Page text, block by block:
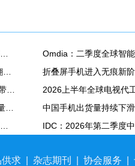
供求 杂志期刊 协会服务